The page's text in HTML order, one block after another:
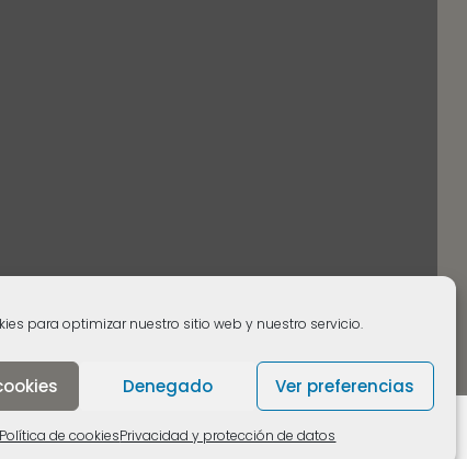
para optimizar nuestro sitio web y nuestro servicio.
Denegado Ver preferencias
Política de cookiesPrivacidad y protección de datos